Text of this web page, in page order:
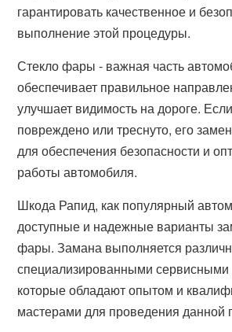
гарантировать качественное и
выполнение этой процедуры.
Стекло фары - важная часть
обеспечивает правильное
улучшает видимость на дороге.
повреждено или треснуто, его
для обеспечения безопасности и
работы автомобиля.
Шкода Рапид, как популярный
доступные и надежные варианты
фары. Замана выполняется
специализированными сервисными
которые обладают опытом и
мастерами для проведения данной